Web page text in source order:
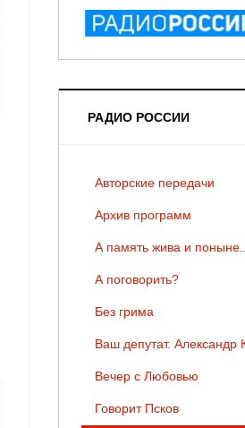
РАДИО РОССИИ
Авторские передачи
Архив программ
А память жива и
А поговорить?
Без грима
Ваш депутат. Александр
Вечер с Любовью
Говорит Псков